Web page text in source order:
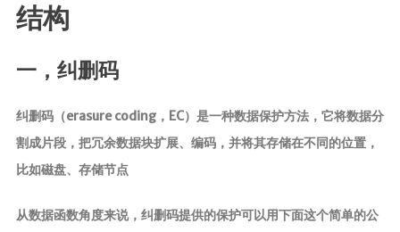
结构
一，纠删码
纠删码（erasure coding，EC）是一种数据保护方法，它将数据分
割成片段，把冗余数据块扩展、编码，并将其存储在不同的位置，
比如磁盘、存储节点
从数据函数角度来说，纠删码提供的保护可以用下面这个简单的公